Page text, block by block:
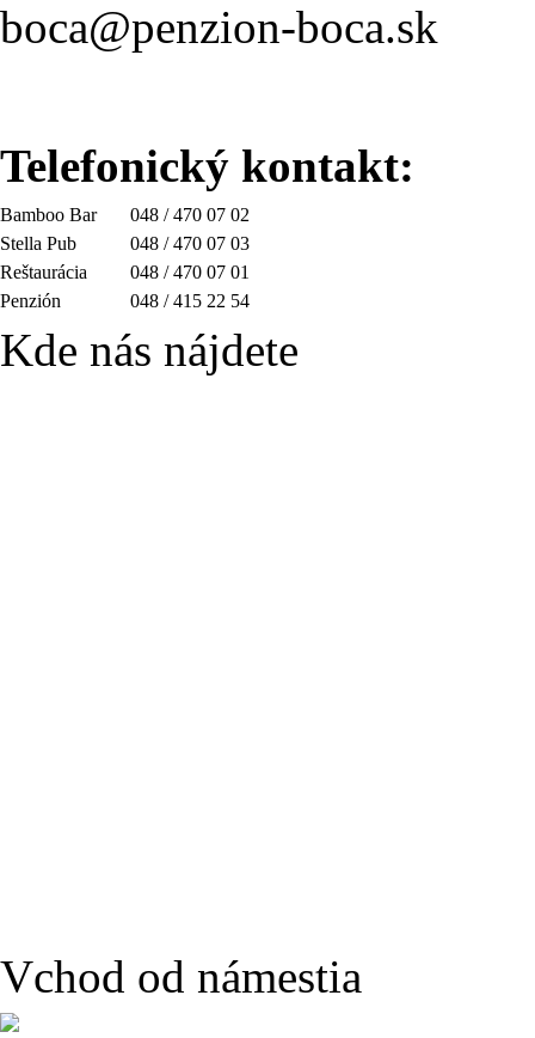
boca@penzion-boca.sk
Telefonický kontakt:
Bamboo Bar 048 / 470 07 02
Stella Pub
048 / 470 07 03
Reštaurácia
048 / 470 07 01
Penzión
048 / 415 22 54
Kde nás nájdete
Vchod od námestia